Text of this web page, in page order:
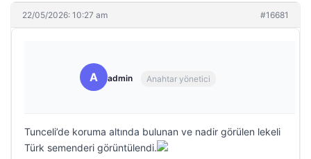
22/05/2026: 10:27 am #16681
A admin Anahtar yönetici
Tunceli’de koruma altında bulunan ve nadir görülen lekeli
Türk semenderi görüntülendi.